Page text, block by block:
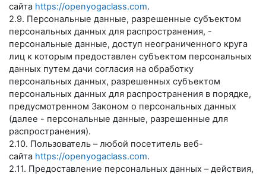
сайта https://openyogaclass.com.
2.9. Персональные данные, разрешенные субъектом
персональных данных для распространения, -
персональные данные, доступ неограниченного круга
лиц к которым предоставлен субъектом персональных
данных путем дачи согласия на обработку
персональных данных, разрешенных субъектом
персональных данных для распространения в порядке,
предусмотренном Законом о персональных данных
(далее - персональные данные, разрешенные для
распространения).
2.10. Пользователь – любой посетитель веб-
сайта https://openyogaclass.com.
2.11. Предоставление персональных данных – действия,